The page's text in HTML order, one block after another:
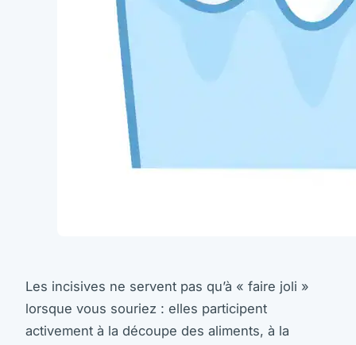
Les incisives ne servent pas qu’à « faire joli »
lorsque vous souriez : elles participent
activement à la découpe des aliments, à la